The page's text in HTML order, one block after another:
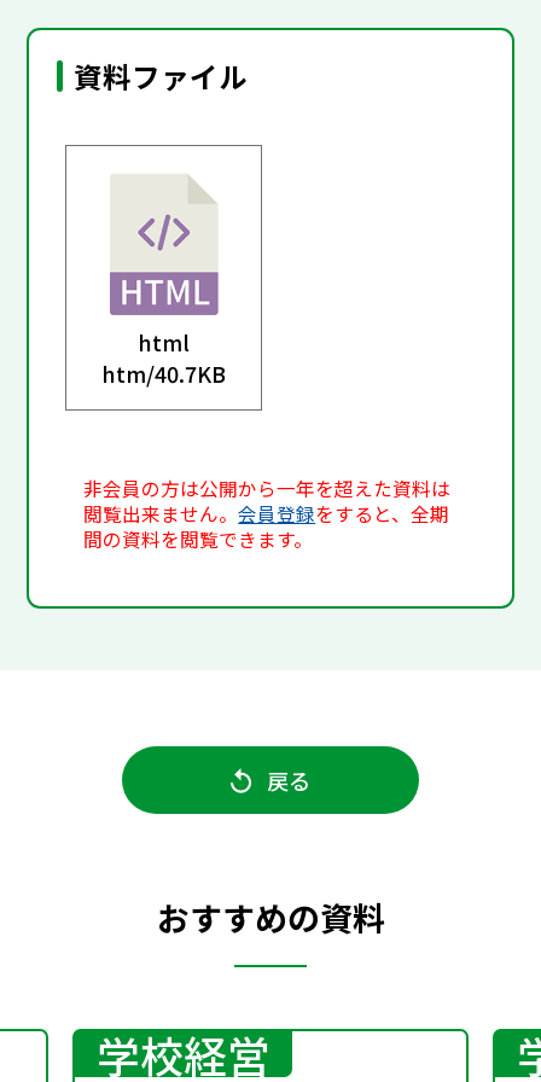
資料ファイル
html
htm/40.7KB
非会員の方は公開から一年を超えた資料は
閲覧出来ません。会員登録をすると、全期
間の資料を閲覧できます。
戻る
おすすめの資料
学校経営